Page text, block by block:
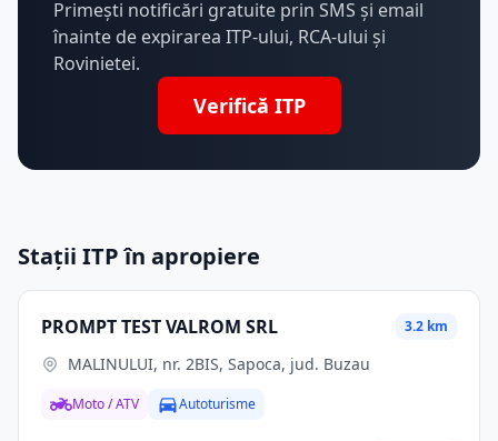
Primești notificări gratuite prin SMS și email
înainte de expirarea ITP-ului, RCA-ului și
Rovinietei.
Verifică ITP
Stații ITP în apropiere
PROMPT TEST VALROM SRL 3.2 km
MALINULUI, nr. 2BIS, Sapoca, jud. Buzau
Moto / ATV Autoturisme